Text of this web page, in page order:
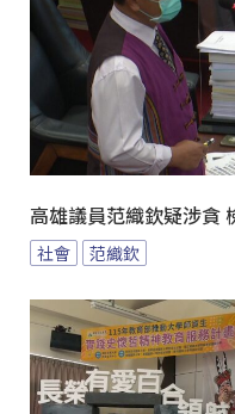
高雄議員范織欽疑涉貪
社會 范織欽